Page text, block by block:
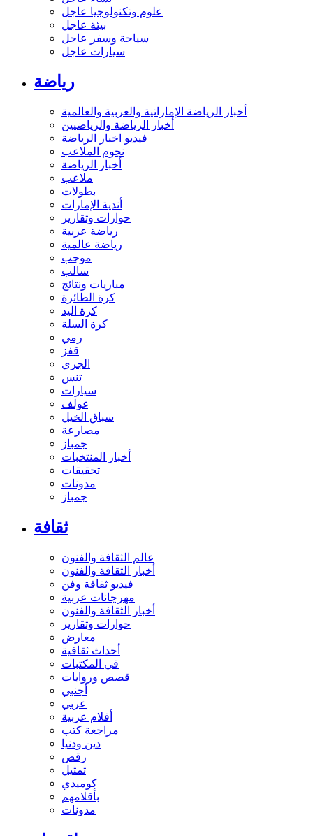
علوم وتكنولوجيا عاجل
بيئة عاجل
سياحة وسفر عاجل
سيارات عاجل
رياضة
أخبار الرياضة الإماراتية والعربية والعالمية
أخبار الرياضة والرياضيين
فيديو اخبار الرياضة
نجوم الملاعب
أخبار الرياضة
ملاعب
بطولات
أندية الإمارات
حوارات وتقارير
رياضة عربية
رياضة عالمية
موجب
سالب
مباريات ونتائج
كرة الطائرة
كرة اليد
كرة السلة
رمي
قفز
الجري
تنس
سيارات
غولف
سباق الخيل
مصارعة
جمباز
أخبار المنتخبات
تحقيقات
مدونات
جمباز
ثقافة
عالم الثقافة والفنون
أخبار الثقافة والفنون
فيديو ثقافة وفن
مهرجانات عربية
أخبار الثقافة والفنون
حوارات وتقارير
معارض
أحداث ثقافية
في المكتبات
قصص وروايات
أجنبي
عربي
أفلام عربية
مراجعة كتب
دين ودنيا
رقص
تمثيل
كوميدي
بأقلامهم
مدونات